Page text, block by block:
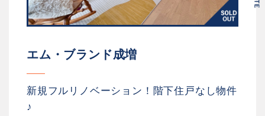
エム・ブランド成増
新規フルリノベーション！階下住戸なし物件
♪